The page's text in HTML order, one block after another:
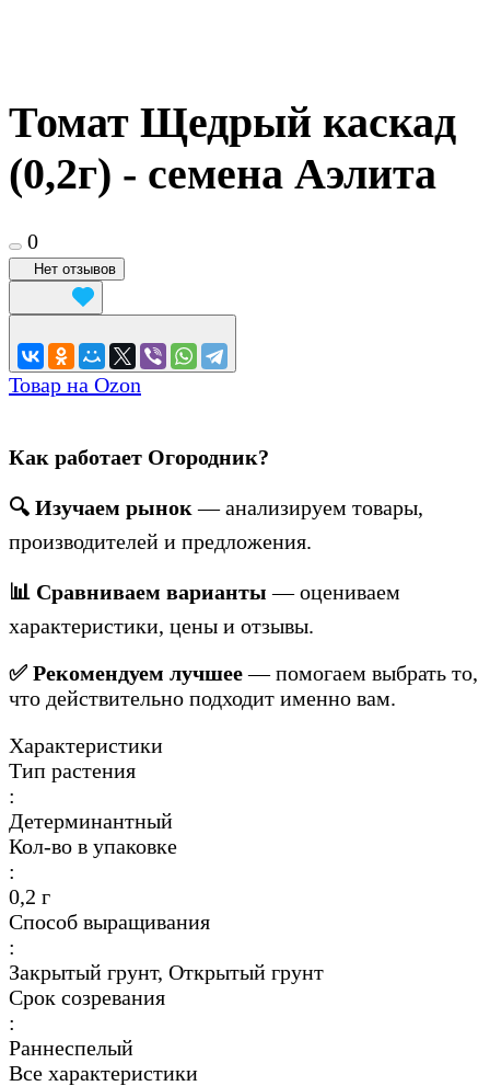
Томат Щедрый каскад
(0,2г) - семена Аэлита
0
Нет отзывов
Товар на Ozon
Как работает Огородник?
🔍 Изучаем рынок — анализируем товары,
производителей и предложения.
📊 Сравниваем варианты — оцениваем
характеристики, цены и отзывы.
✅ Рекомендуем лучшее— помогаем выбрать то,
что действительно подходит именно вам.
Характеристики
Тип растения
:
Детерминантный
Кол-во в упаковке
:
0,2 г
Способ выращивания
:
Закрытый грунт, Открытый грунт
Срок созревания
:
Раннеспелый
Все характеристики